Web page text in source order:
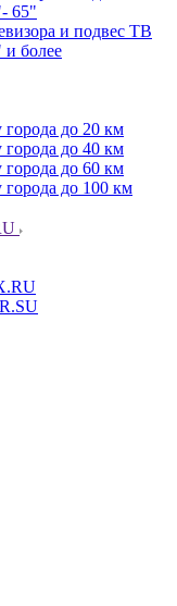
65"
и подвес ТВ
и более
города до 20 км
города до 40 км
города до 60 км
города до 100 км